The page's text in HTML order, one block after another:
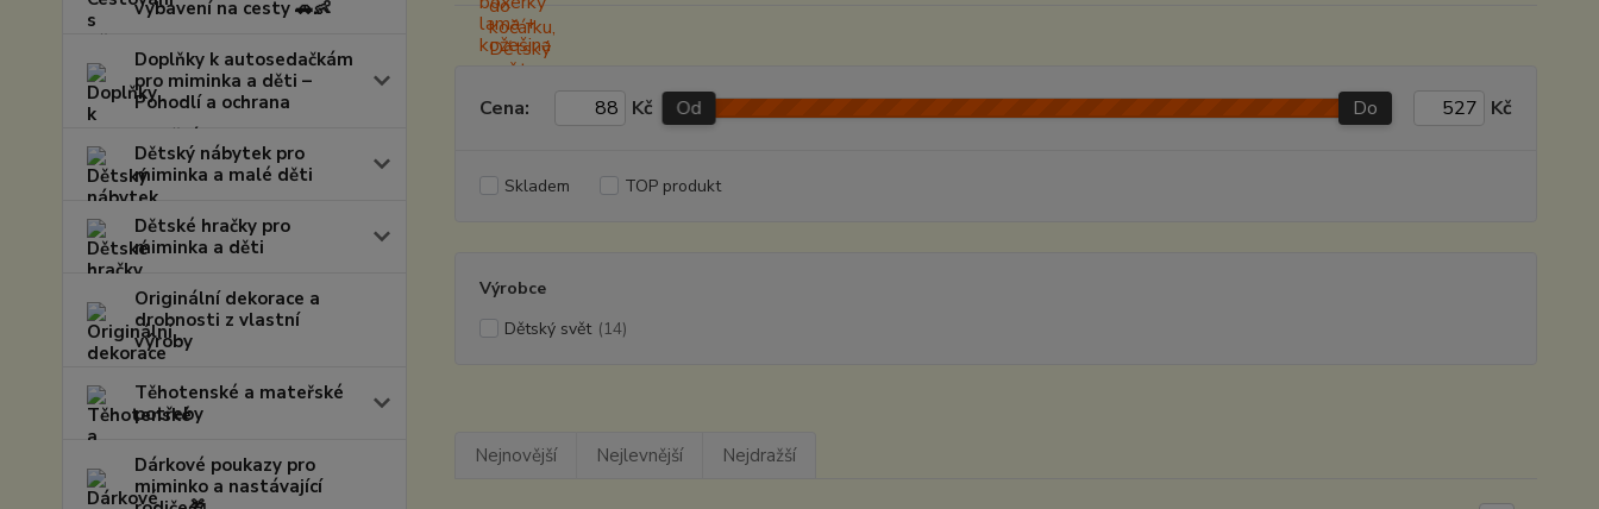
vybavení na cesty 🚗👶
Doplňky k autosedačkám
pro miminka a děti –
Pohodlí a ochrana
Dětský nábytek pro
miminka a malé děti
Dětské hračky pro
miminka a děti
Originální dekorace a
drobnosti z vlastní
výroby
Těhotenské a mateřské
potřeby
Dárkové poukazy pro
miminko a nastávající
Cena: Kč Od Do Kč
Skladem TOP produkt
Výrobce
Dětský svět (14)
Nejnovější Nejlevnější Nejdražší